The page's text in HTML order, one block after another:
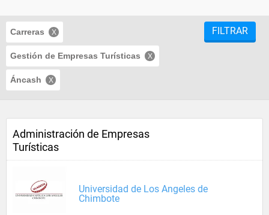
Carreras
Gestión de Empresas Turísticas
Áncash
FILTRAR
Administración de Empresas
Turísticas
Universidad de Los Angeles de
Chimbote